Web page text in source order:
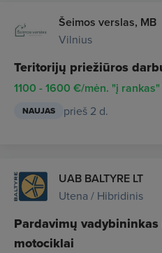
Šeimos verslas, MB
Vilnius
Teritorijų priežiūros
1100 - 1600 €/mėn. "į rankas"
NAUJAS prieš 2 d.
UAB BALTYRE LT
Utena / Hibridinis
Pardavimų
motociklai